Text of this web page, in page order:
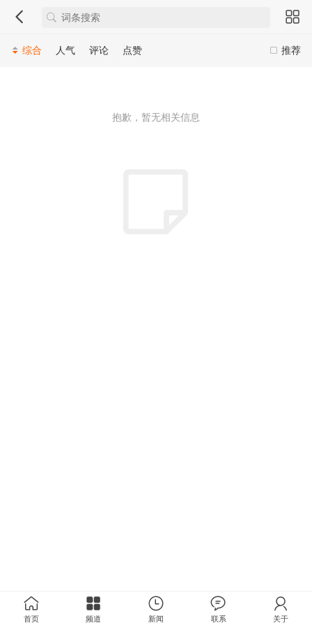
推荐
综合 人气 评论 点赞
抱歉，暂无相关信息
首页 频道 新闻 联系 关于